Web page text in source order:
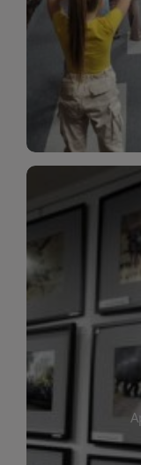
To miejsce
W tej
wszystkich
bibliotekę.
czytelniczej
Dzięki